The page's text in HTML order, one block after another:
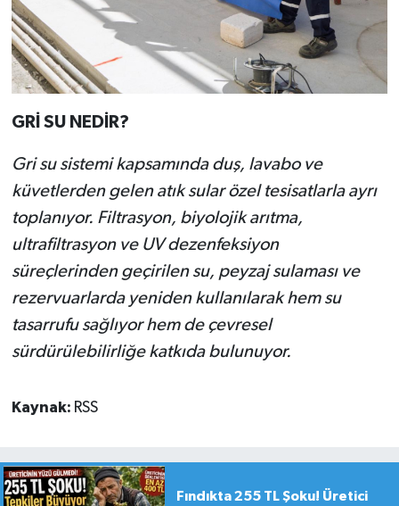
GRİ SU NEDİR?
Gri su sistemi kapsamında duş, lavabo ve
küvetlerden gelen atık sular özel tesisatlarla ayrı
toplanıyor. Filtrasyon, biyolojik arıtma,
ultrafiltrasyon ve UV dezenfeksiyon
süreçlerinden geçirilen su, peyzaj sulaması ve
rezervuarlarda yeniden kullanılarak hem su
tasarrufu sağlıyor hem de çevresel
sürdürülebilirliğe katkıda bulunuyor.
Kaynak: RSS
Fındıkta 255 TL Şoku! Üretici